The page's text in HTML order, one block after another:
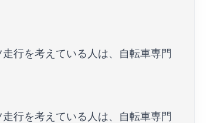
行を考えている人は、自転車専門
行を考えている人は、自転車専門